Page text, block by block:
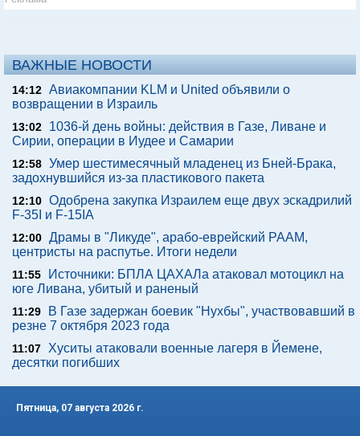
ВАЖНЫЕ НОВОСТИ
14:12 Авиакомпании KLM и United объявили о
возвращении в Израиль
13:02
1036-й день войны: действия в Газе, Ливане и
Сирии, операции в Иудее и Самарии
12:58 Умер шестимесячный младенец из Бней-Брака,
задохнувшийся из-за пластикового пакета
12:10 Одобрена закупка Израилем еще двух эскадрилий
F-35I и F-15IA
12:00 Драмы в "Ликуде", арабо-еврейский РААМ,
центристы на распутье. Итоги недели
11:55
Источники: БПЛА ЦАХАЛа атаковал мотоцикл на
юге Ливана, убитый и раненый
11:29
В Газе задержан боевик "Нухбы", участвовавший в
резне 7 октября 2023 года
11:07 Хуситы атаковали военные лагеря в Йемене,
десятки погибших
Пятница, 07 августа 2026 г.